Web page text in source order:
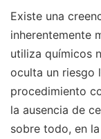
Existe una
inherentemente
utiliza químicos
oculta un riesgo
procedimiento
la ausencia de
sobre todo, en